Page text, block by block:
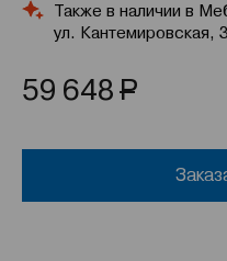
Также в наличии в
ул. Кантемировская,
59 648 Р